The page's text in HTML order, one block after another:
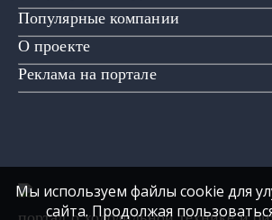
Популярные компании
О проекте
Реклама на портале
Мы используем файлы cookie для
сайта. Продолжая